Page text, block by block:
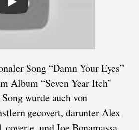
Play
Song “Damn Your Eyes”
Album “Seven Year Itch”
wurde auch von
gecovert, darunter Alex
und Joe Bonamassa